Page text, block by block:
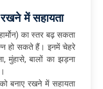
में सहायता
का स्तर बढ़ सकता
हो सकते हैं। इनमें चेहरे
मुंहासे, बालों का झड़ना
बनाए रखने में सहायता